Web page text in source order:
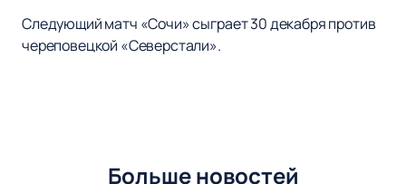
Следующий матч «Сочи» сыграет 30 декабря против
череповецкой «Северстали».
Больше новостей